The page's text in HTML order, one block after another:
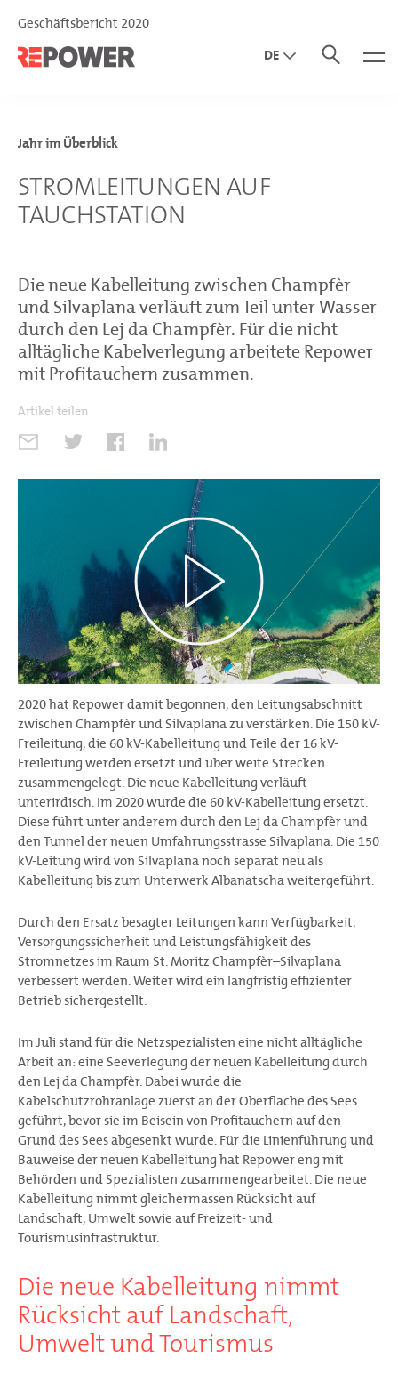
Geschäftsbericht 2020
DE
Jahr im Überblick
STROMLEITUNGEN AUF
TAUCHSTATION
Die neue Kabelleitung zwischen Champfèr
und Silvaplana verläuft zum Teil unter Wasser
durch den Lej da Champfèr. Für die nicht
alltägliche Kabelverlegung arbeitete Repower
mit Profitauchern zusammen.
Artikel teilen
2020 hat Repower damit begonnen, den Leitungsabschnitt
zwischen Champfèr und Silvaplana zu verstärken. Die 150 kV-
Freileitung, die 60 kV-Kabelleitung und Teile der 16 kV-
Freileitung werden ersetzt und über weite Strecken
zusammengelegt. Die neue Kabelleitung verläuft
unterirdisch. Im 2020 wurde die 60 kV-Kabelleitung ersetzt.
Diese führt unter anderem durch den Lej da Champfèr und
den Tunnel der neuen Umfahrungsstrasse Silvaplana. Die 150
kV-Leitung wird von Silvaplana noch separat neu als
Kabelleitung bis zum Unterwerk Albanatscha weitergeführt.
Durch den Ersatz besagter Leitungen kann Verfügbarkeit,
Versorgungssicherheit und Leistungsfähigkeit des
Stromnetzes im Raum St. Moritz Champfèr–Silvaplana
verbessert werden. Weiter wird ein langfristig effizienter
Betrieb sichergestellt.
Im Juli stand für die Netzspezialisten eine nicht alltägliche
Arbeit an: eine Seeverlegung der neuen Kabelleitung durch
den Lej da Champfèr. Dabei wurde die
Kabelschutzrohranlage zuerst an der Oberfläche des Sees
geführt, bevor sie im Beisein von Profitauchern auf den
Grund des Sees abgesenkt wurde. Für die Linienführung und
Bauweise der neuen Kabelleitung hat Repower eng mit
Behörden und Spezialisten zusammengearbeitet. Die neue
Kabelleitung nimmt gleichermassen Rücksicht auf
Landschaft, Umwelt sowie auf Freizeit- und
Tourismusinfrastruktur.
Die neue Kabelleitung nimmt
Rücksicht auf Landschaft,
Umwelt und Tourismus